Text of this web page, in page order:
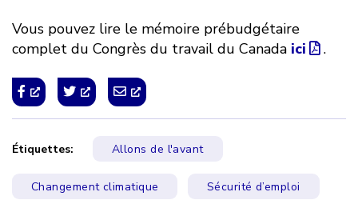
Vous pouvez lire le mémoire prébudgétaire
complet du Congrès du travail du Canada ici .
Étiquettes: Allons de l'avant
Changement climatique Sécurité d’emploi